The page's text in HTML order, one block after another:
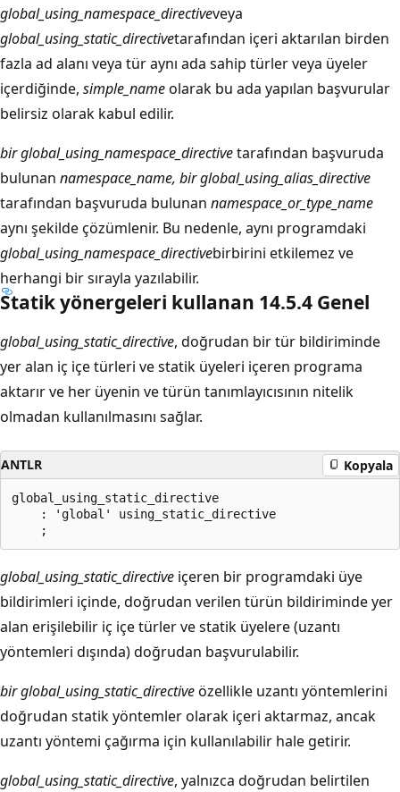
global_using_namespace_directiveveya
global_using_static_directivetarafından içeri aktarılan birden
fazla ad alanı veya tür aynı ada sahip türler veya üyeler
içerdiğinde, simple_nameolarak bu ada yapılan başvurular
belirsiz olarak kabul edilir.
bir global_using_namespace_directivetarafından başvuruda
bulunan namespace_name, bir global_using_alias_directive
tarafından başvuruda bulunan namespace_or_type_name
aynı şekilde çözümlenir. Bu nedenle, aynı programdaki
global_using_namespace_directivebirbirini etkilemez ve
herhangi bir sırayla yazılabilir.
Statik yönergeleri kullanan 14.5.4 Genel
global_using_static_directive, doğrudan bir tür bildiriminde
yer alan iç içe türleri ve statik üyeleri içeren programa
aktarır ve her üyenin ve türün tanımlayıcısının nitelik
olmadan kullanılmasını sağlar.
ANTLR Kopyala
global_using_static_directive
    : 'global' using_static_directive
global_using_static_directive içeren bir programdaki üye
bildirimleri içinde, doğrudan verilen türün bildiriminde yer
alan erişilebilir iç içe türler ve statik üyelere (uzantı
yöntemleri dışında) doğrudan başvurulabilir.
bir global_using_static_directiveözellikle uzantı yöntemlerini
doğrudan statik yöntemler olarak içeri aktarmaz, ancak
uzantı yöntemi çağırma için kullanılabilir hale getirir.
global_using_static_directive, yalnızca doğrudan belirtilen